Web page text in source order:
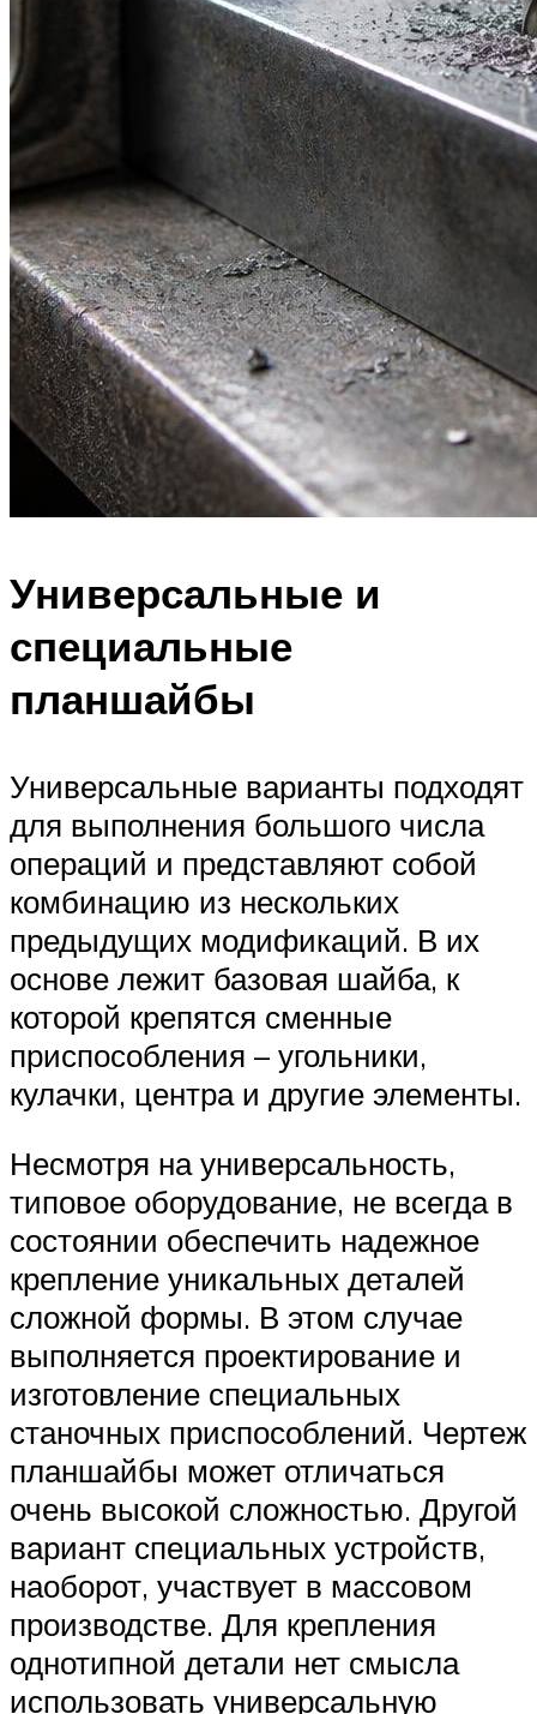
Универсальные и
специальные
планшайбы
Универсальные варианты подходят
для выполнения большого числа
операций и представляют собой
комбинацию из нескольких
предыдущих модификаций. В их
основе лежит базовая шайба, к
которой крепятся сменные
приспособления – угольники,
кулачки, центра и другие элементы.
Несмотря на универсальность,
типовое оборудование, не всегда в
состоянии обеспечить надежное
крепление уникальных деталей
сложной формы. В этом случае
выполняется проектирование и
изготовление специальных
станочных приспособлений. Чертеж
планшайбы может отличаться
очень высокой сложностью. Другой
вариант специальных устройств,
наоборот, участвует в массовом
производстве. Для крепления
однотипной детали нет смысла
использовать универсальную